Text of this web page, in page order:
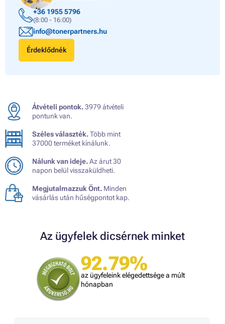
+36 1955 5796
(8:00 - 16:00)
info@tonerpartners.hu
Érdeklődnék
Átvételi pontok.3979 átvételi
pontunk van.
Széles választék.Több mint
37000 terméket kínálunk.
Nálunk van ideje.Az árut 30
napon belül visszaküldheti.
Megjutalmazzuk Önt. Minden
vásárlás után hűségpontot kap.
Az ügyfelek dicsérnek minket
92.79%
az ügyfeleink elégedettsége a múlt
hónapban